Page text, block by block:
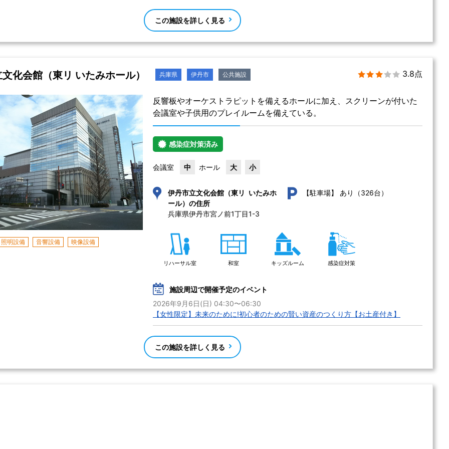
この施設を詳しく見る
化会館（東リ いたみホール） 兵庫県 伊丹市 公共施設 3.8点
照明設備 音響設備 映像設備
反響板やオーケストラピットを備えるホールに加え、スクリーンが付いた
会議室や子供用のプレイルームを備えている。
感染症対策済み
会議室 中 ホール 大 小
伊丹市立文化会館（東リ いたみホ
ール）の住所
兵庫県伊丹市宮ノ前1丁目1-3
【駐車場】 あり（326台）
リハーサル室 和室 キッズルーム 感染症対策
施設周辺で開催予定のイベント
2026年9月6日(日) 04:30〜06:30
【女性限定】未来のために!初心者のための賢い資産のつくり方【お土産付き】
この施設を詳しく見る